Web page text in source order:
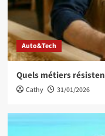
Auto&Tech
Quels métiers
Cathy 31/01/2026